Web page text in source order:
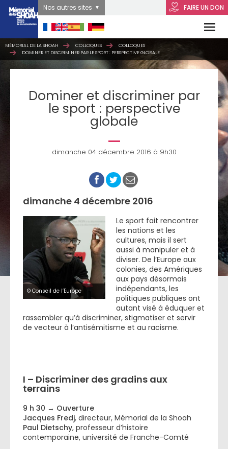
FAIRE UN DON
Nos autres sites
MÉMORIAL DE LA SHOAH COLLOQUES
COLLOQUES
DOMINER ET DISCRIMINER PAR LE SPORT : PERSPECTIVE GLOBALE
Dominer et discriminer par
le sport : perspective
globale
dimanche 04 décembre 2016 à 9h30
dimanche 4 décembre 2016
© Conseil de l’Europe
Le sport fait rencontrer
les nations et les
cultures, mais il sert
aussi à manipuler et à
diviser. De l’Europe aux
colonies, des Amériques
aux pays désormais
indépendants, les
politiques publiques ont
autant visé à éduquer et
rassembler qu’à discriminer, stigmatiser et servir
de vecteur à l’antisémitisme et au racisme.
I – Discriminer des gradins aux
terrains
9 h 30 → Ouverture
Jacques Fredj, directeur, Mémorial de la Shoah
Paul Dietschy, professeur d’histoire
contemporaine, université de Franche-Comté